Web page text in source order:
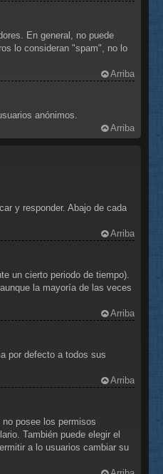
En general, no puede
lo consideran "spam", no lo
Arriba
anónimos.
Arriba
y responder. Abajo de cada
Arriba
un cierto periodo de tiempo).
la mayoría de las veces
Arriba
por defecto a todos sus
Arriba
posee los permisos
También puede elegir el
a lo usuarios cambiar su